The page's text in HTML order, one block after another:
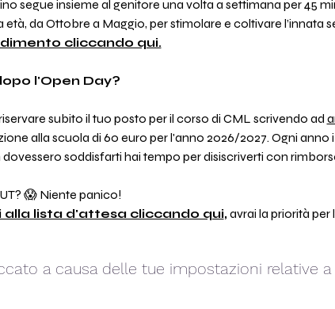
segue insieme al genitore una volta a settimana per 45
età, da Ottobre a Maggio, per stimolare e coltivare l’innata
cliccando qui.
l'Open Day?
subito il tuo posto per il corso di CML scrivendo ad
alla scuola di 60 euro per l'anno 2026/2027. Ogni
soddisfarti hai tempo per disiscriverti con
😱 Niente panico!
alla lista d'attesa cliccando qui, avrai la priorità per
a causa delle tue impostazioni relative